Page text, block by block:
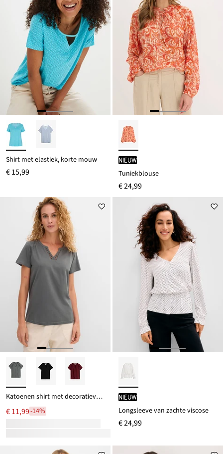
Shirt met elastiek, korte mouw
€ 15,99
Nieuw
Tuniekblouse
€ 24,99
Katoenen shirt met decoratieve halslijn
€ 11,99-14%
Nieuw
Longsleeve van zachte viscose
€ 24,99